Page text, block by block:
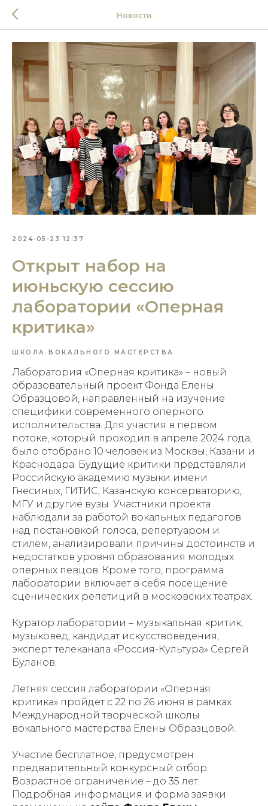
Новости
2024-05-23 12:37
Открыт набор на
июньскую сессию
лаборатории «Оперная
критика»
ШКОЛА ВОКАЛЬНОГО МАСТЕРСТВА
Лаборатория «Оперная критика» – новый
образовательный проект Фонда Елены
Образцовой, направленный на изучение
специфики современного оперного
исполнительства. Для участия в первом
потоке, который проходил в апреле 2024 года,
было отобрано 10 человек из Москвы, Казани и
Краснодара. Будущие критики представляли
Российскую академию музыки имени
Гнесиных, ГИТИС, Казанскую консерваторию,
МГУ и другие вузы. Участники проекта
наблюдали за работой вокальных педагогов
над постановкой голоса, репертуаром и
стилем, анализировали причины достоинств и
недостатков уровня образования молодых
оперных певцов. Кроме того, программа
лаборатории включает в себя посещение
сценических репетиций в московских театрах.
Куратор лаборатории – музыкальная критик,
музыковед, кандидат искусствоведения,
эксперт телеканала «Россия-Культура» Сергей
Буланов.
Летняя сессия лаборатории «Оперная
критика» пройдет с 22 по 26 июня в рамках
Международной творческой школы
вокального мастерства Елены Образцовой.
Участие бесплатное, предусмотрен
предварительный конкурсный отбор.
Возрастное ограничение – до 35 лет.
Подробная информация и форма заявки